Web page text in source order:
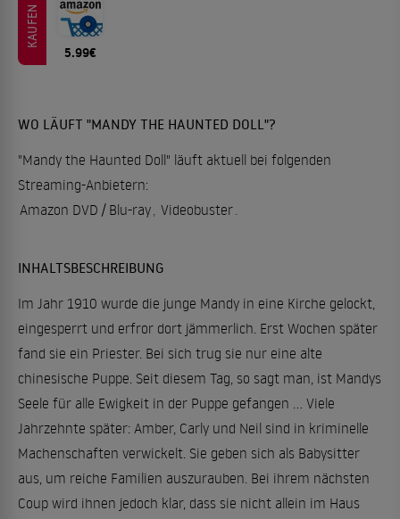
KAUFEN
5.99€
WO LÄUFT "MANDY THE HAUNTED DOLL"?
"Mandy the Haunted Doll" läuft aktuell bei folgenden
Streaming-Anbietern:
Amazon DVD / Blu-ray, Videobuster.
INHALTSBESCHREIBUNG
Im Jahr 1910 wurde die junge Mandy in eine Kirche gelockt,
eingesperrt und erfror dort jämmerlich. Erst Wochen später
fand sie ein Priester. Bei sich trug sie nur eine alte
chinesische Puppe. Seit diesem Tag, so sagt man, ist Mandys
Seele für alle Ewigkeit in der Puppe gefangen … Viele
Jahrzehnte später: Amber, Carly und Neil sind in kriminelle
Machenschaften verwickelt. Sie geben sich als Babysitter
aus, um reiche Familien auszurauben. Bei ihrem nächsten
Coup wird ihnen jedoch klar, dass sie nicht allein im Haus